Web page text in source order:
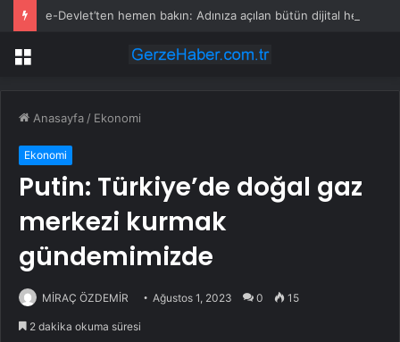
Menü
Anasayfa / Ekonomi
Ekonomi
Putin: Türkiye’de doğal gaz
merkezi kurmak
gündemimizde
MİRAÇ ÖZDEMİR Ağustos 1, 2023 0 15
2 dakika okuma süresi